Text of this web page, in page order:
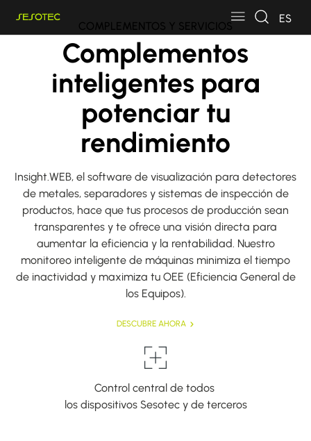
ES
COMPLEMENTOS Y SERVICIOS
Complementos
inteligentes para
potenciar tu
rendimiento
Insight.WEB, el software de visualización para detectores
de metales, separadores y sistemas de inspección de
productos, hace que tus procesos de producción sean
transparentes y te ofrece una visión directa para
aumentar la eficiencia y la rentabilidad. Nuestro
monitoreo inteligente de máquinas minimiza el tiempo
de inactividad y maximiza tu OEE (Eficiencia General de
los Equipos).
DESCUBRE AHORA
Control central de todos
los dispositivos Sesotec y de terceros